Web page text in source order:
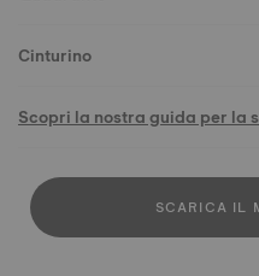
Cinturino
Scopri la nostra guida per la
SCARICA IL